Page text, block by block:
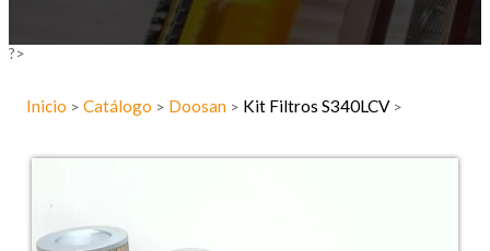
?>
Inicio > Catálogo > Doosan > Kit Filtros S340LCV >